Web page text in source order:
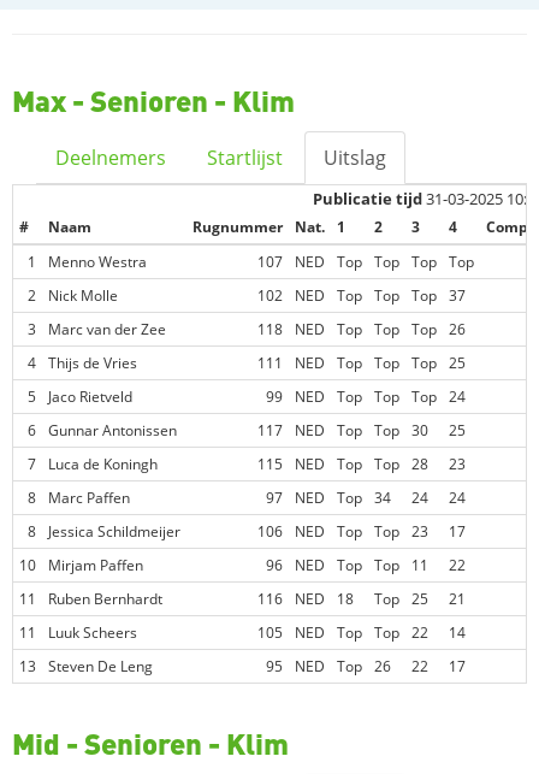
Max - Senioren - Klim
Deelnemers Startlijst Uitslag
Publicatie tijd31-03-2025
# Naam Rugnummer Nat. 1 2 3 4
Comp.
1
Menno Westra 107 NED Top Top Top Top
2
Nick Molle 102 NED Top Top Top 37
3
Marc van der Zee 118 NED Top Top Top 26
4 Thijs de Vries 111 NED Top Top Top 25
5
Jaco Rietveld 99 NED Top Top Top 24
6 Gunnar Antonissen 117 NED Top Top 30
25
7
Luca de Koningh 115 NED Top Top 28
23
8
Marc Paffen 97 NED Top 34 24
24
8
Jessica Schildmeijer 106 NED Top Top 23
17
10
Mirjam Paffen 96 NED Top Top 11
22
11
Ruben Bernhardt 116 NED 18 Top 25
21
11
Luuk Scheers 105 NED Top Top 22
14
13
Steven De Leng 95 NED Top 26 22 17
Mid - Senioren - Klim